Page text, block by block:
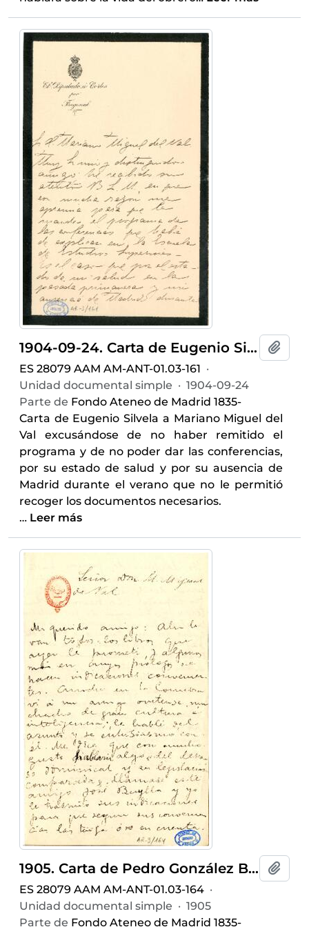
1904-09-24. Carta de Eugenio Silvela
ES 28079 AAM AM-ANT-01.03-161 ·
Unidad documental simple · 1904-09-24
Parte de Fondo Ateneo de Madrid 1835-
Carta de Eugenio Silvela a Mariano Miguel del
Val excusándose de no haber remitido el
programa y de no poder dar las conferencias,
por su estado de salud y por su ausencia de
Madrid durante el verano que no le permitió
recoger los documentos necesarios.
… Leer más
1905. Carta de Pedro González Blanco
ES 28079 AAM AM-ANT-01.03-164 ·
Unidad documental simple · 1905
Parte de Fondo Ateneo de Madrid 1835-